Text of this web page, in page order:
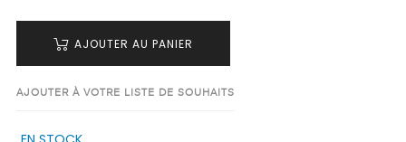
AJOUTER AU PANIER
AJOUTER À VOTRE LISTE DE SOUHAITS